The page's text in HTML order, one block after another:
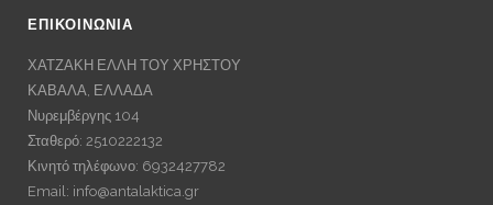
ΕΠΙΚΟΙΝΩΝΙΑ
ΧΑΤΖΑΚΗ ΕΛΛΗ ΤΟΥ ΧΡΗΣΤΟΥ
ΚΑΒΑΛΑ, ΕΛΛΑΔΑ
Νυρεμβέργης 104
Σταθερό: 2510222132
Κινητό τηλέφωνο: 6932427782
Email: info@antalaktica.gr